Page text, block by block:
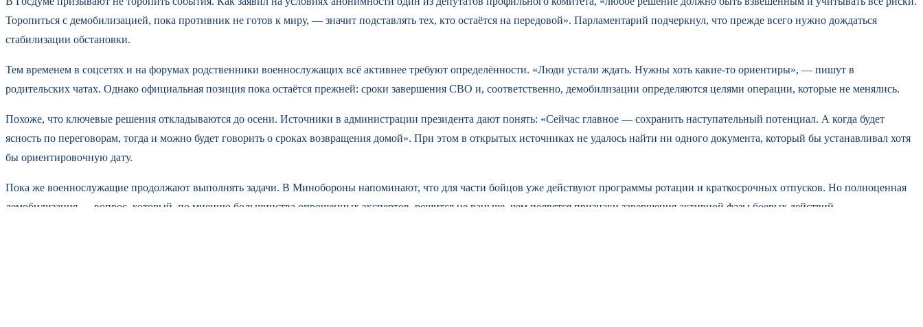
Торопиться с демобилизацией, пока противник не готов к миру, — значит подставлять тех, кто остаётся на передовой». Парламентарий подчеркнул, что прежде всего нужно дождаться
стабилизации обстановки.
Тем временем в соцсетях и на форумах родственники военнослужащих всё активнее требуют определённости. «Люди устали ждать. Нужны хоть какие-то ориентиры», — пишут в
родительских чатах. Однако официальная позиция пока остаётся прежней: сроки завершения СВО и, соответственно, демобилизации определяются целями операции, которые не менялись.
Похоже, что ключевые решения откладываются до осени. Источники в администрации президента дают понять: «Сейчас главное — сохранить наступательный потенциал. А когда будет
ясность по переговорам, тогда и можно будет говорить о сроках возвращения домой». При этом в открытых источниках не удалось найти ни одного документа, который бы устанавливал хотя
бы ориентировочную дату.
Пока же военнослужащие продолжают выполнять задачи. В Минобороны напоминают, что для части бойцов уже действуют программы ротации и краткосрочных отпусков. Но полноценная
демобилизация — вопрос, который, по мнению большинства опрошенных экспертов, решится не раньше, чем появятся признаки завершения активной фазы боевых действий.